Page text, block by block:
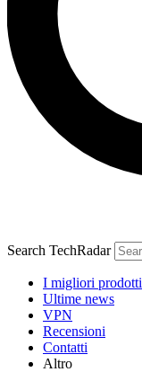
Search TechRadar
I migliori prodotti
Ultime news
VPN
Recensioni
Contatti
Altro